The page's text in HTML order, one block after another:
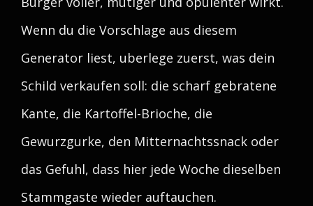
Wenn du die Vorschlage aus diesem
Generator liest, uberlege zuerst, was dein
Schild verkaufen soll: die scharf gebratene
Kante, die Kartoffel-Brioche, die
Gewurzgurke, den Mitternachtssnack oder
das Gefuhl, dass hier jede Woche dieselben
Stammgaste wieder auftauchen.